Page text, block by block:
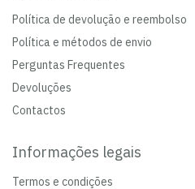
Política de devolução e reembolso
Política e métodos de envio
Perguntas Frequentes
Devoluções
Contactos
Informações legais
Termos e condições